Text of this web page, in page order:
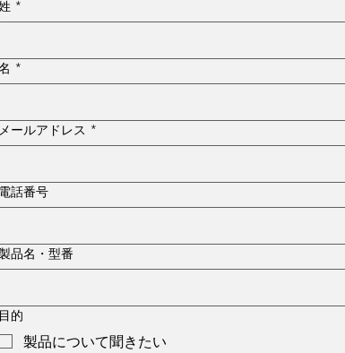
*
*
メールアドレス *
電話番号
品名・型番
目的
製品について聞きたい